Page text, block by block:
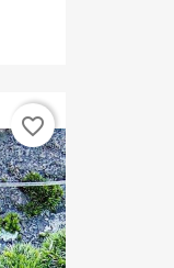
favorite_border